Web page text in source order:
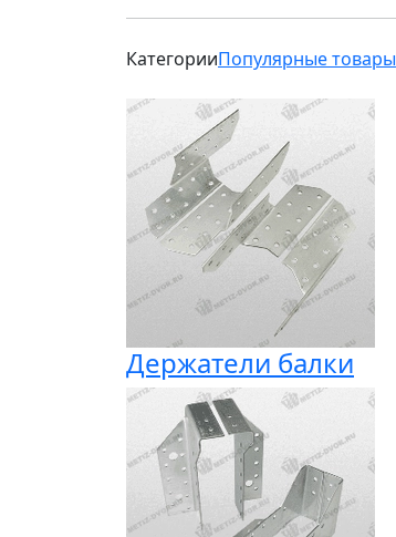
КатегорииПопулярные товары
Держатели балки